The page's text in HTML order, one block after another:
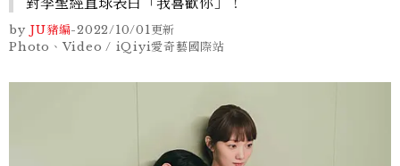
by JU豬編-2022/10/01更新
Photo、Video / iQiyi愛奇藝國際站